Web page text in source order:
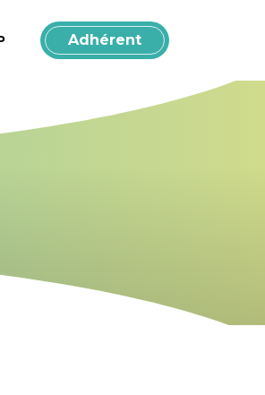
à Albi
Adhérent